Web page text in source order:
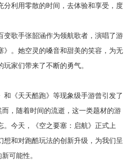
分利用零散的时间，去体验和享受，度
变歌手张韶涵作为领航歌者，演唱了游
》。她空灵的嗓音和甜美的笑容，为无
家们带来了不断的勇气。
和《天天酷跑》等现象级手游曾引发了
而，随着时间的流逝，这一类题材的游
。今天，《空之要塞：启航》正式上
想和对跑酷玩法的创新升级，为我们呈
可能性。